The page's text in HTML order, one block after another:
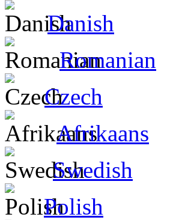
Danish
Romanian
Czech
Afrikaans
Swedish
Polish